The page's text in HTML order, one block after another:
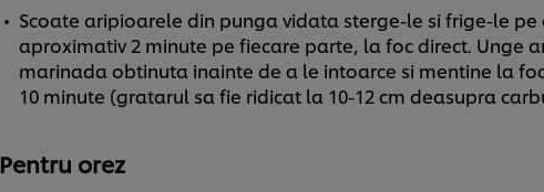
Scoate aripioarele din punga vidata sterge-le si frige-le
aproximativ 2 minute pe fiecare parte, la foc direct. Unge
marinada obtinuta inainte de a le intoarce si mentine la
10 minute (gratarul sa fie ridicat la 10-12 cm deasupra
Pentru orez